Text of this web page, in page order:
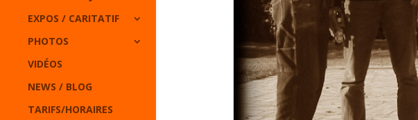
EXPOS / CARITATIF
PHOTOS
VIDÉOS
NEWS / BLOG
TARIFS/HORAIRES